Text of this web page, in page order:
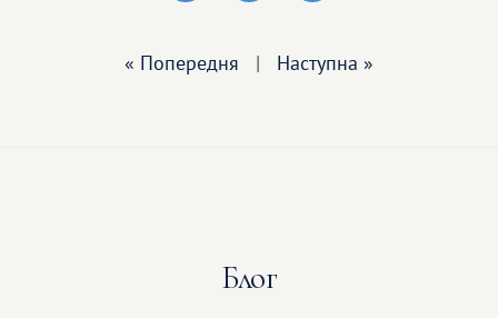
« Попередня | Наступна »
Блог